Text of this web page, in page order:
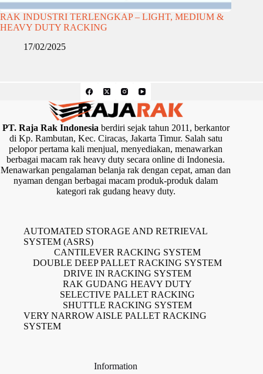
RAK INDUSTRI TERLENGKAP – LIGHT, MEDIUM &
HEAVY DUTY RACKING
17/02/2025
PT. Raja Rak Indonesiaberdiri sejak tahun 2011, berkantor
di Kp. Rambutan, Kec. Ciracas, Jakarta Timur. Salah satu
pelopor pertama kali menjual, menyediakan, menawarkan
berbagai macam rak heavy duty secara online di Indonesia.
Menawarkan pengalaman belanja rak dengan cepat, aman dan
nyaman dengan berbagai macam produk-produk dalam
kategori rak gudang heavy duty.
AUTOMATED STORAGE AND RETRIEVAL
SYSTEM (ASRS)
CANTILEVER RACKING SYSTEM
DOUBLE DEEP PALLET RACKING SYSTEM
DRIVE IN RACKING SYSTEM
RAK GUDANG HEAVY DUTY
SELECTIVE PALLET RACKING
SHUTTLE RACKING SYSTEM
VERY NARROW AISLE PALLET RACKING
SYSTEM
Information